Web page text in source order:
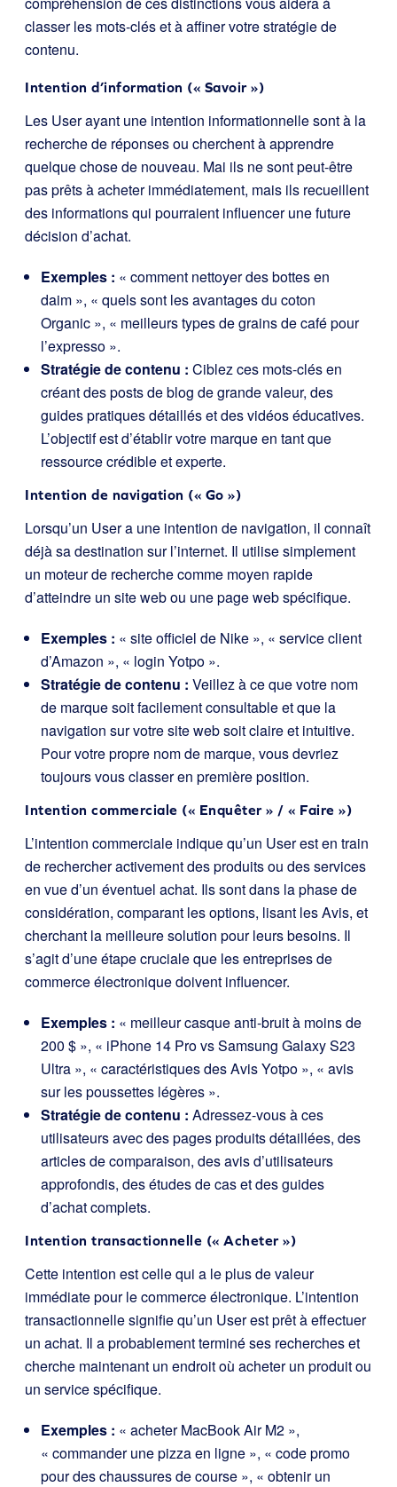
classer les mots-clés et à affiner votre stratégie de
contenu.
Intention d’information (« Savoir »)
Les User ayant une intention informationnelle sont à la
recherche de réponses ou cherchent à apprendre
quelque chose de nouveau. Mai ils ne sont peut-être
pas prêts à acheter immédiatement, mais ils recueillent
des informations qui pourraient influencer une future
décision d’achat.
Exemples : « comment nettoyer des bottes en
daim », « quels sont les avantages du coton
Organic », « meilleurs types de grains de café pour
l’expresso ».
Stratégie de contenu : Ciblez ces mots-clés en
créant des posts de blog de grande valeur, des
guides pratiques détaillés et des vidéos éducatives.
L’objectif est d’établir votre marque en tant que
ressource crédible et experte.
Intention de navigation (« Go »)
Lorsqu’un User a une intention de navigation, il connaît
déjà sa destination sur l’internet. Il utilise simplement
un moteur de recherche comme moyen rapide
d’atteindre un site web ou une page web spécifique.
Exemples : « site officiel de Nike », « service client
d’Amazon », « login Yotpo ».
Stratégie de contenu : Veillez à ce que votre nom
de marque soit facilement consultable et que la
navigation sur votre site web soit claire et intuitive.
Pour votre propre nom de marque, vous devriez
toujours vous classer en première position.
Intention commerciale (« Enquêter » / « Faire »)
L’intention commerciale indique qu’un User est en train
de rechercher activement des produits ou des services
en vue d’un éventuel achat. Ils sont dans la phase de
considération, comparant les options, lisant les Avis, et
cherchant la meilleure solution pour leurs besoins. Il
s’agit d’une étape cruciale que les entreprises de
commerce électronique doivent influencer.
Exemples : « meilleur casque anti-bruit à moins de
200 $ », « iPhone 14 Pro vs Samsung Galaxy S23
Ultra », « caractéristiques des Avis Yotpo », « avis
sur les poussettes légères ».
Stratégie de contenu : Adressez-vous à ces
utilisateurs avec des pages produits détaillées, des
articles de comparaison, des avis d’utilisateurs
approfondis, des études de cas et des guides
d’achat complets.
Intention transactionnelle (« Acheter »)
Cette intention est celle qui a le plus de valeur
immédiate pour le commerce électronique. L’intention
transactionnelle signifie qu’un User est prêt à effectuer
un achat. Il a probablement terminé ses recherches et
cherche maintenant un endroit où acheter un produit ou
un service spécifique.
Exemples : « acheter MacBook Air M2 »,
« commander une pizza en ligne », « code promo
pour des chaussures de course », « obtenir un